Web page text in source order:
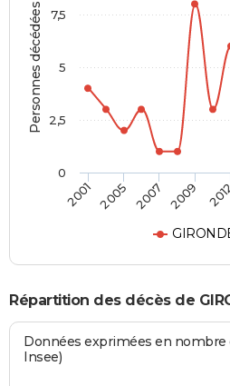
Personnes décédées
2001 2005 2007 2009
0
2,5
5
7,5
Répartition des décès de
Données exprimées en nombre
Insee)